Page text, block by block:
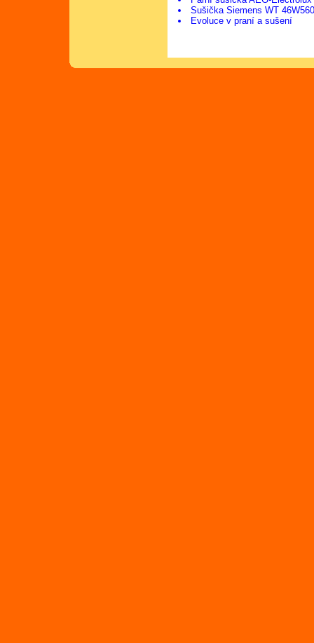
Sušička Siemens WT
Evoluce v praní a sušení